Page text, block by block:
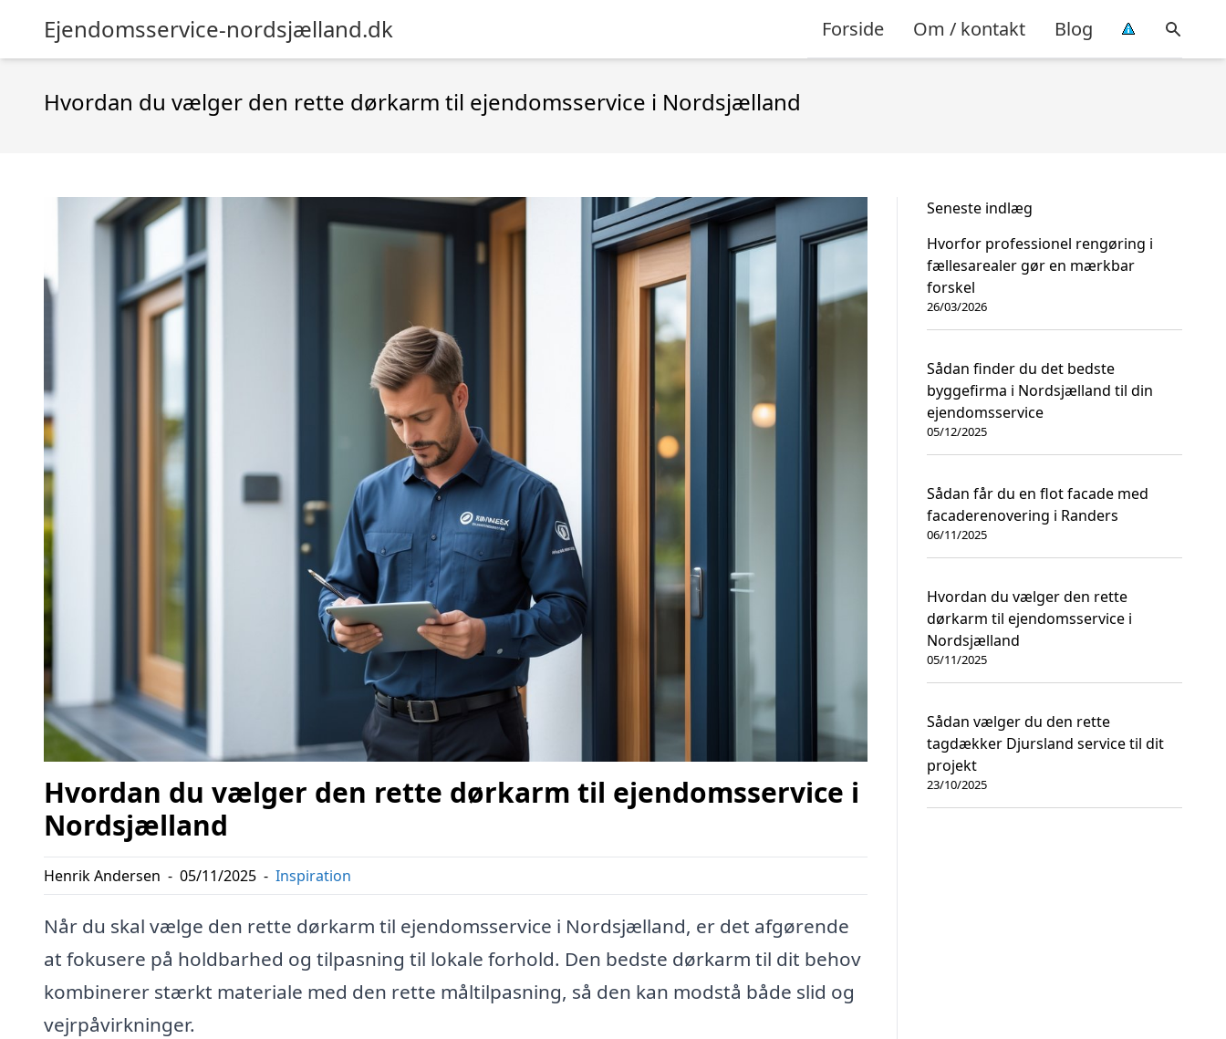
Ejendomsservice-nordsjælland.dk Forside Om / kontakt Blog
Hvordan du vælger den rette dørkarm til ejendomsservice i Nordsjælland
Hvordan du vælger den rette dørkarm til ejendomsservice i
Nordsjælland
Henrik Andersen - 05/11/2025 - Inspiration
Når du skal vælge den rette dørkarm til ejendomsservice i Nordsjælland, er det afgørende
at fokusere på holdbarhed og tilpasning til lokale forhold. Den bedste dørkarm til dit behov
kombinerer stærkt materiale med den rette måltilpasning, så den kan modstå både slid og
vejrpåvirkninger.
Seneste indlæg
Hvorfor professionel rengøring i
fællesarealer gør en mærkbar
forskel
26/03/2026
Sådan finder du det bedste
byggefirma i Nordsjælland til din
ejendomsservice
05/12/2025
Sådan får du en flot facade med
facaderenovering i Randers
06/11/2025
Hvordan du vælger den rette
dørkarm til ejendomsservice i
Nordsjælland
05/11/2025
Sådan vælger du den rette
tagdækker Djursland service til dit
projekt
23/10/2025